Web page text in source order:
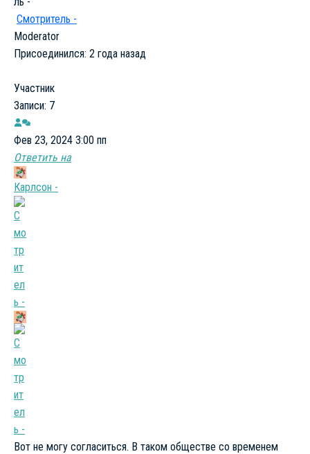
Смотритель -
Moderator
Присоединился: 2 года назад
Участник
Записи: 7
Фев 23, 2024 3:00 пп
Ответить на
Карлсон -
Вот не могу согласиться. В таком обществе со временем